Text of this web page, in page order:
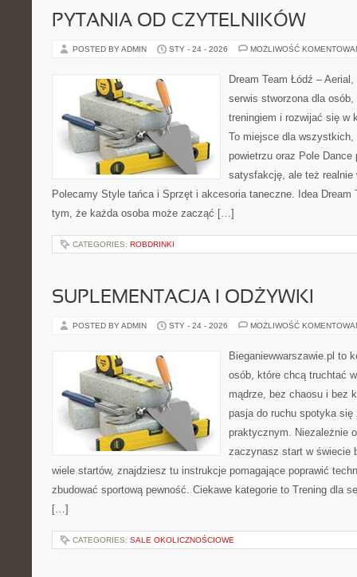
PYTANIA OD CZYTELNIKÓW
POSTED BY ADMIN STY - 24 - 2026 MOŻLIWOŚĆ
Dream Team Łódź –
serwis stworzona dla
treningiem i rozwijać się w
To miejsce dla
powietrzu oraz Pole
satysfakcję, ale też realnie
Polecamy Style tańca i Sprzęt i akcesoria taneczne. Idea Dream
tym, że każda osoba może zacząć […]
CATEGORIES: ROBDRINKI
SUPLEMENTACJA I ODŻYWKI
POSTED BY ADMIN STY - 24 - 2026 MOŻLIWOŚĆ
Bieganiewwarszawie.pl to
osób, które chcą truchtać
mądrze, bez chaosu i bez
pasja do ruchu spotyka się
praktycznym. Niezależnie
zaczynasz start w świecie
wiele startów, znajdziesz tu instrukcje pomagające poprawić
zbudować sportową pewność. Ciekawe kategorie to Trening dla
[…]
CATEGORIES: SALE OKOLICZNOŚCIOWE